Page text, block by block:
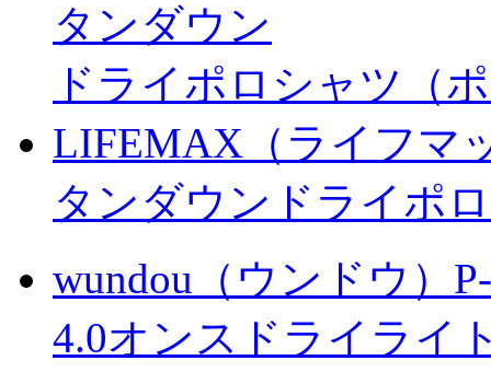
タンダウン
ドライポロシャツ（
LIFEMAX（ライフマ
タンダウンドライポ
wundou（ウンドウ）
4.0オンスドライライ